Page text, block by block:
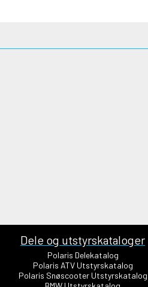
Dele og utstyrskataloger
Polaris Delekatalog
Polaris ATV Utstyrskatalog
Polaris Snøscooter Utstyrskatalog